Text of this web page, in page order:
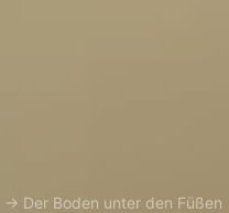
→ Der Boden unter den Füßen